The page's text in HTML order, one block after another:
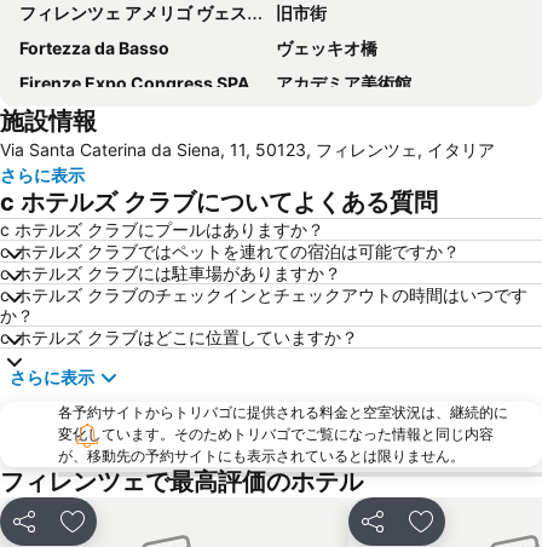
フィレンツェ アメリゴ ヴェスプッチ空港
旧市街
Fortezza da Basso
ヴェッキオ橋
Firenze Expo Congress SPA
アカデミア美術館
Galleria degli Uffizi
ジョットの鐘楼
San Lorenzo Market
Mercato di San Lorenzo
(ピエンツァ)フィレンツェ歴史地区
ダビデ像 (ミケランジェロ)
Officina Profumo Farmaceutica di Santa Maria Novella
The Westin Excelsior
Il Prato
Basilica of St Lawrence
Brunelleschi
Firenze Festival
サンタ・クローチェ教会
Siena Railway Station
Badia Fiorentina
カンポ ディ マルテ
Soffiano
Peretola
Antella
Teatro Manzoni
Staggia Senese
施設情報
Via Santa Caterina da Siena, 11, 50123, フィレンツェ, イタリア
さらに表示
c ホテルズ クラブについてよくある質問
c ホテルズ クラブにプールはありますか？
c ホテルズ クラブではペットを連れての宿泊は可能ですか？
c ホテルズ クラブには駐車場がありますか？
c ホテルズ クラブのチェックインとチェックアウトの時間はいつです
か？
c ホテルズ クラブはどこに位置していますか？
さらに表示
各予約サイトからトリバゴに提供される料金と空室状況は、継続的に
変化しています。そのためトリバゴでご覧になった情報と同じ内容
が、移動先の予約サイトにも表示されているとは限りません。
フィレンツェで最高評価のホテル
シェア お気に入りに追加 シェア お気に入りに